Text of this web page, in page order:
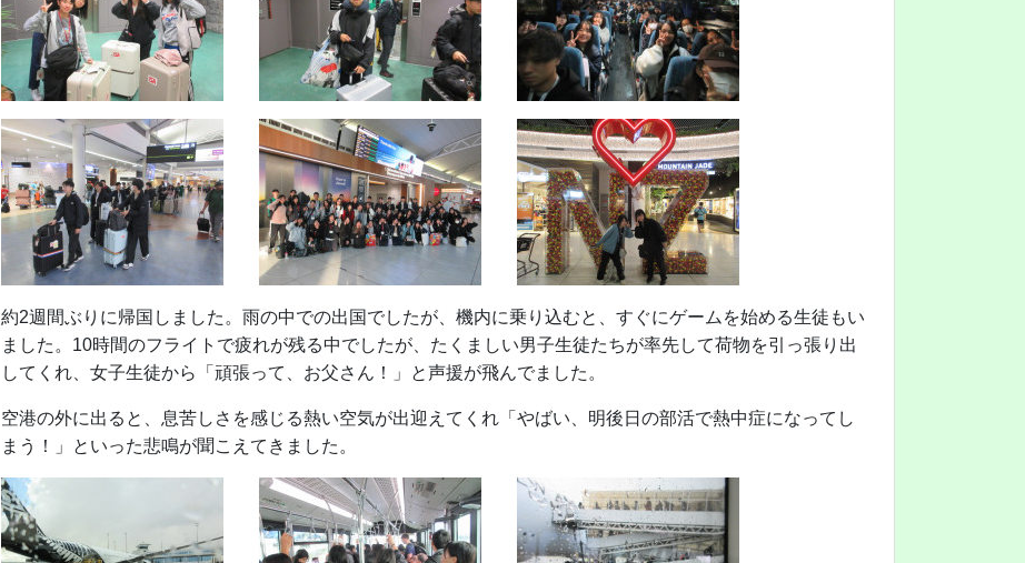
約2週間ぶりに帰国しました。雨の中での出国でしたが、機内に乗り込むと、すぐにゲームを始める生徒もい
ました。10時間のフライトで疲れが残る中でしたが、たくましい男子生徒たちが率先して荷物を引っ張り出
してくれ、女子生徒から「頑張って、お父さん！」と声援が飛んでました。
空港の外に出ると、息苦しさを感じる熱い空気が出迎えてくれ「やばい、明後日の部活で熱中症になってし
まう！」といった悲鳴が聞こえてきました。